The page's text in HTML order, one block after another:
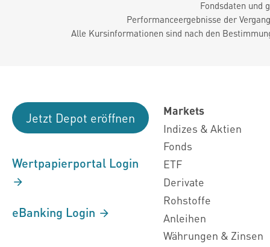
Fondsdaten und
Performanceergebnisse der
Alle Kursinformationen sind nach den
Jetzt Depot eröffnen
Wertpapierportal Login
eBanking Login
Markets
Indizes & Aktien
Fonds
ETF
Derivate
Rohstoffe
Anleihen
Währungen & Zinsen